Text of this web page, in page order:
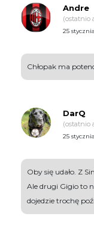
Andre
(ostatnio
25
Chłopak ma
DarQ
(ostatnio
25
Oby się udało. Z
Ale drugi Gigio to
dojedzie trochę